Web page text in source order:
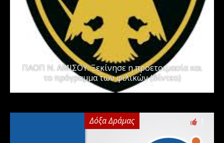
ΠΑΟΠ Ν. ΑΜΙΣΟΥ: Ξεκίνησε η προετοιμασία και
το πρόγραμμα των φιλικών (Βίντεο)
Δόξα Δράμας